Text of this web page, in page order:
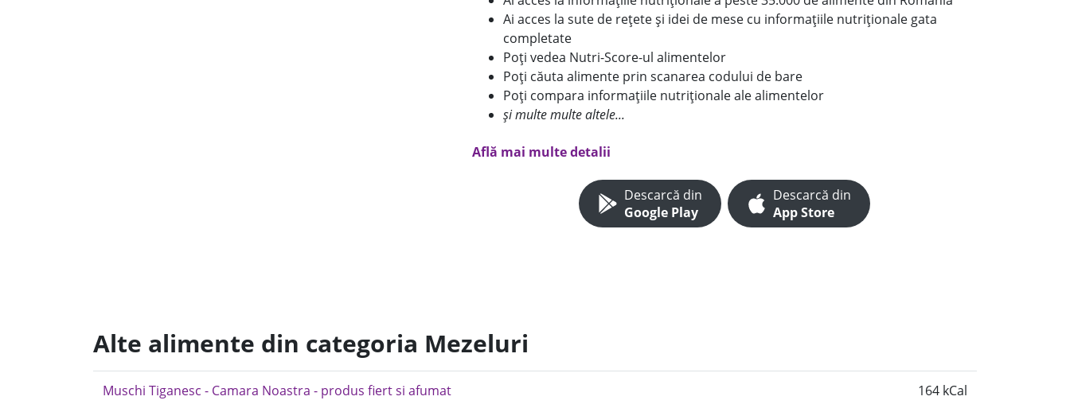
Ai acces la sute de rețete și idei de mese cu informațiile nutriționale gata
completate
Poți vedea Nutri-Score-ul alimentelor
Poți căuta alimente prin scanarea codului de bare
Poți compara informațiile nutriționale ale alimentelor
și multe multe altele...
Află mai multe detalii
Descarcă din
Google Play
Descarcă din
App Store
Alte alimente din categoria Mezeluri
Muschi Tiganesc - Camara Noastra - produs fiert si afumat 164 kCal